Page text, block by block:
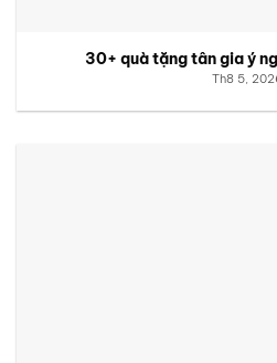
30+ quà tặng tân gia ý
Th8 5,